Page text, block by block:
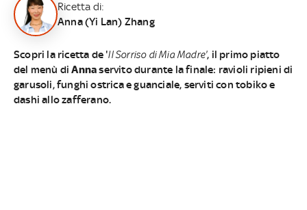
Ricetta di:
Anna (Yi Lan) Zhang
Scopri la ricetta de 'Il Sorriso di Mia Madre', il primo piatto
del menù diAnnaservito durante la finale: ravioli ripieni di
garusoli, funghi ostrica e guanciale, serviti con tobiko e
dashi allo zafferano.